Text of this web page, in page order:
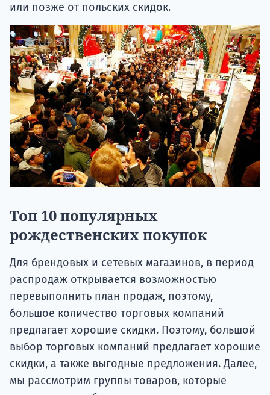
или позже от польских скидок.
Топ 10 популярных
рождественских покупок
Для брендовых и сетевых магазинов, в период
распродаж открывается возможностью
перевыполнить план продаж, поэтому,
большое количество торговых компаний
предлагает хорошие скидки. Поэтому, большой
выбор торговых компаний предлагает хорошие
скидки, а также выгодные предложения. Далее,
мы рассмотрим группы товаров, которые